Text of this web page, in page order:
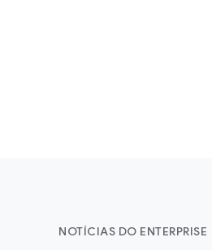
NOTÍCIAS DO ENTERPRISE